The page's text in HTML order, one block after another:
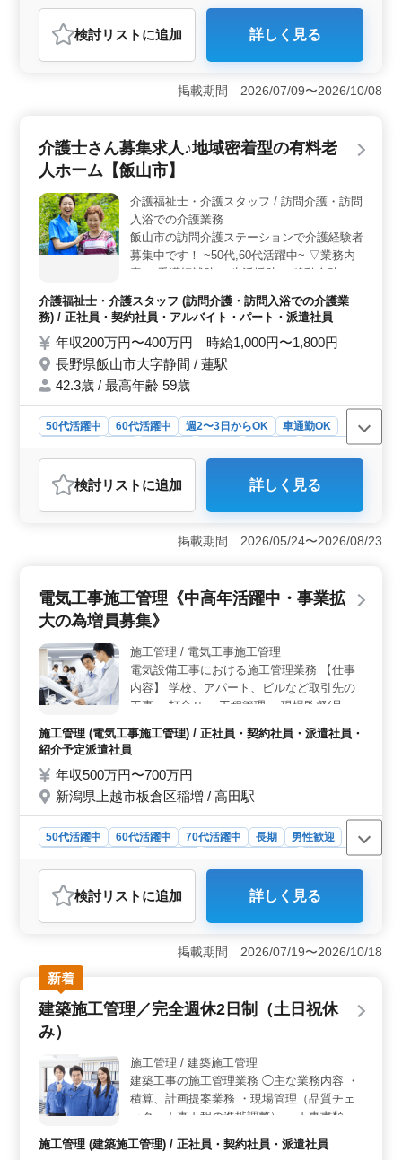
自動車整備士
おすすめポイント
＜経験者優遇の整備職＞ 国産ディーラーでの自動車整
備士を募集中です。主な業務は定期点検整備、車検、部
品交換などになります。50歳以上も活躍中で、検査員資
す。給与は年収350万円〜450万円で通勤手当全額支給さ
れています。福利厚生も充実で、雇用・労災・健康・厚
動車整備士以上の資格と普通自動車免許必須です。シフ
ト制で働ける方を積極的に募集しています。平均年齢
47.8歳で、最高年齢66歳のベテランも在籍している、シ
ニアのも安心の職場です。
検討リスト に追加 詳しく見る
掲載期間 2026/07/09〜2026/10/08
介護士さん募集求人♪地域密着型の有料老
人ホーム【飯山市】
介護福祉士・介護スタッフ / 訪問介護・訪問
入浴での介護業務
飯山市の訪問介護ステーションで介護経験者
募集中です！ ~50代,60代活躍中~ ▽業務内
容 ・看護師補助 ・生活援助 ・移動介助 ・
ービス利用者の家族との相談、助言 ・身体
機能の維持・回復サポート ▽備考 ・シフト
制(週3日以上相談可能) ・車通勤可能☆ ・交
通費実費支給 経験がない業務でも気さくに
聞ける環境です◎ 皆様のご応募お待ちして
介護福祉士・介護スタッフ (訪問介護・訪問入浴での介護業
務) / 正社員・契約社員・アルバイト・パート・派遣社員
年収200万円〜400万円 時給1,000円〜1,800円
長野県飯山市大字静間 / 蓮駅
42.3歳 / 最高年齢 59歳
50代活躍中 60代活躍中 週2〜3日からOK
車通勤OK
派遣社員
介護福祉士・介護スタッフ
おすすめポイント
＜多様な雇用形態＞ この求人は、正社員、契約社員、
アルバイト・パート、派遣社員と幅広い雇用形態を提供
しています。あなたのライフスタイルやキャリアプラン
で、経験豊富なシニアが活躍できる環境が整っていま
す。また、未経験の業務でも質問しやすい環境で、年齢
務条件＞ 車通勤が可能なため、通勤に便利です。ま
た、シフト制で週3日から勤務可能、週休2日制といった
働きやすい条件が整っています。働く環境が良好です。
検討リスト に追加 詳しく見る
掲載期間 2026/05/24〜2026/08/23
電気工事施工管理《中高年活躍中・事業拡
大の為増員募集》
施工管理 / 電気工事施工管理
電気設備工事における施工管理業務 【仕事
内容】 学校、アパート、ビルなど取引先の
工事 ・打合せ ・工程管理 ・現場監督(品
必須:電気工事施工管理経験者 資格:電気工事
施工管理技士歓迎
施工管理 (電気工事施工管理) / 正社員・契約社員・派遣社員・
紹介予定派遣社員
年収500万円〜700万円
新潟県上越市板倉区稲増 / 高田駅
50代活躍中 60代活躍中 70代活躍中 長期
男性歓迎
施工管理
おすすめポイント
＜中高年活躍の場＞ 50代から70代まで、幅広い年代が
ご活躍されています。経験豊富な方も、大いに歓迎され
資格により年収は500～700万円です。通勤手当や賞与な
ど福利厚生も充実しています。 ＜事業拡大と大手企
業取引＞ 事業拡大に伴い増員の募集です。大手企業と
の取引あり、安定感のある職場となっています。
検討リスト に追加 詳しく見る
掲載期間 2026/07/19〜2026/10/18
新着
建築施工管理／完全週休2日制（土日祝休
み）
施工管理 / 建築施工管理
建築工事の施工管理業務 ◯主な業務内容 ・
積算、計画提案業務 ・現場管理（品質チェ
ック、工事工程の進捗調整） ・工事書類の
年間休日123日 ＊賞与あり ＊交通費実費支
施工管理 (建築施工管理) / 正社員・契約社員・派遣社員